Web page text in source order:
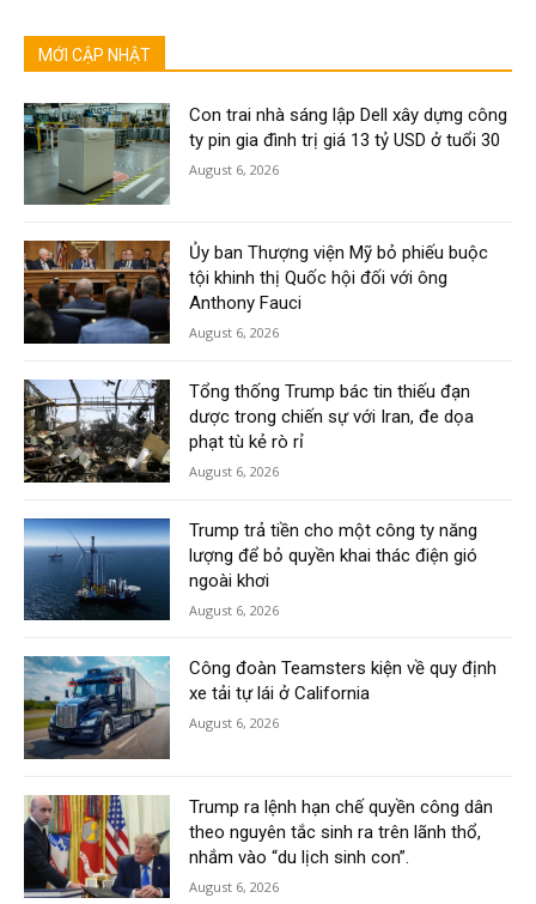
MỚI CẬP NHẬT
Con trai nhà sáng lập Dell xây dựng công
ty pin gia đình trị giá 13 tỷ USD ở tuổi 30
August 6, 2026
Ủy ban Thượng viện Mỹ bỏ phiếu buộc
tội khinh thị Quốc hội đối với ông
Anthony Fauci
August 6, 2026
Tổng thống Trump bác tin thiếu đạn
dược trong chiến sự với Iran, đe dọa
phạt tù kẻ rò rỉ
August 6, 2026
Trump trả tiền cho một công ty năng
lượng để bỏ quyền khai thác điện gió
ngoài khơi
August 6, 2026
Công đoàn Teamsters kiện về quy định
xe tải tự lái ở California
August 6, 2026
Trump ra lệnh hạn chế quyền công dân
theo nguyên tắc sinh ra trên lãnh thổ,
nhắm vào “du lịch sinh con”.
August 6, 2026